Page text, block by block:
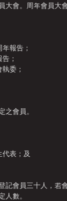
大會。周年會員
報告；
；
委；
之會員。
代表；及
記會員三十人，
人數。